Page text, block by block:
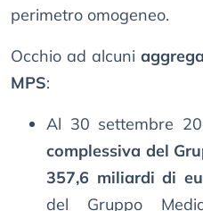
perimetro omogeneo.
Occhio ad alcuni
MPS:
Al 30 settembre
complessiva del
357,6 miliardi di
del Gruppo